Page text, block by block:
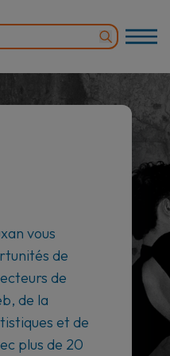
vous
de
de
de la
et de
plus de 20